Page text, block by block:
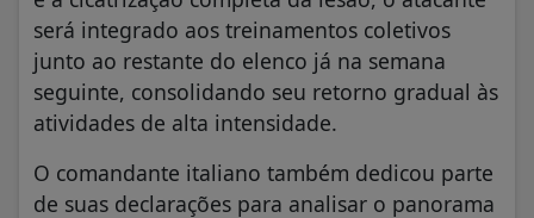
será integrado aos treinamentos coletivos
junto ao restante do elenco já na semana
seguinte, consolidando seu retorno gradual às
atividades de alta intensidade.
​O comandante italiano também dedicou parte
de suas declarações para analisar o panorama